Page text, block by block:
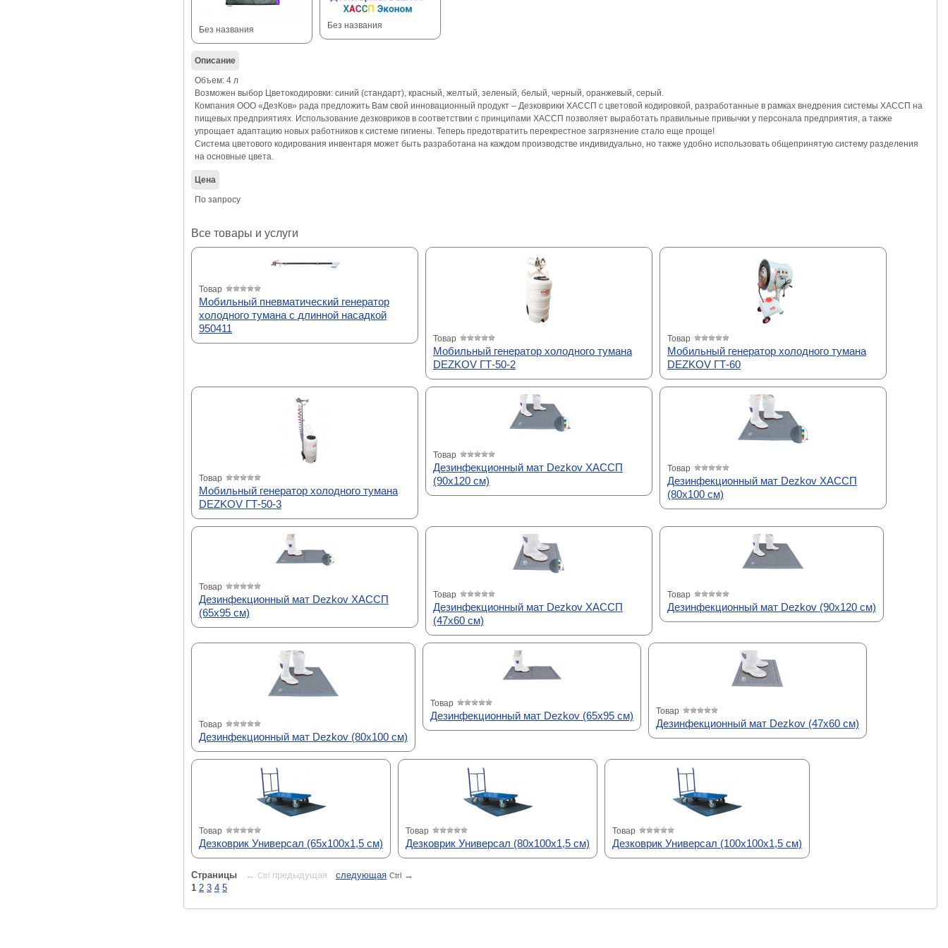
Без названия Без названия
Описание
Объем: 4 л
Возможен выбор Цветокодировки: синий (стандарт), красный, желтый, зеленый, белый, черный, оранжевый, серый.
Компания ООО «ДезКов» рада предложить Вам свой инновационный продукт – Дезковрики ХАССП с цветовой кодировкой, разработанные в рамках внедрения системы ХАССП на
пищевых предприятиях. Использование дезковриков в соответствии с принципами ХАССП позволяет выработать правильные привычки у персонала предприятия, а также
упрощает адаптацию новых работников к системе гигиены. Теперь предотвратить перекрестное загрязнение стало еще проще!
Система цветового кодирования инвентаря может быть разработана на каждом производстве индивидуально, но также удобно использовать общепринятую систему разделения
на основные цвета.
Цена
По запросу
Все товары и услуги
Товар
Мобильный пневматический генератор
холодного тумана с длинной насадкой
950411
Товар
Мобильный генератор холодного тумана
DEZKOV ГТ-50-2
Товар
Мобильный генератор холодного тумана
DEZKOV ГТ-60
Товар
Мобильный генератор холодного тумана
DEZKOV ГТ-50-3
Товар
Дезинфекционный мат Dezkov ХАССП
(90х120 см)
Товар
Дезинфекционный мат Dezkov ХАССП
(80х100 см)
Товар
Дезинфекционный мат Dezkov ХАССП
(65х95 см)
Товар
Дезинфекционный мат Dezkov ХАССП
(47х60 см)
Товар
Дезинфекционный мат Dezkov (90х120 см)
Товар
Дезинфекционный мат Dezkov (80х100 см)
Товар
Дезинфекционный мат Dezkov (65х95 см) Товар
Дезинфекционный мат Dezkov (47х60 см)
Товар
Дезковрик Универсал (65х100х1,5 см)
Товар
Дезковрик Универсал (80х100х1,5 см)
Товар
Дезковрик Универсал (100х100х1,5 см)
Страницы ← Ctrl предыдущая cледующая Ctrl →
1 2 3 4 5